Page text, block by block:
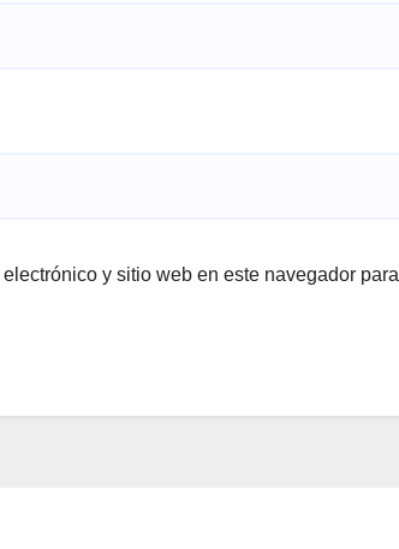
y sitio web en este navegador